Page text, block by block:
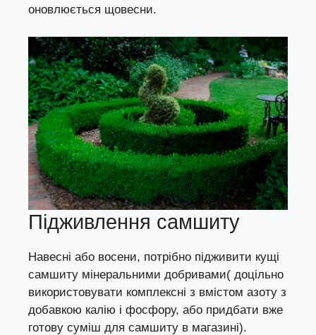
оновлюється щовесни.
Підживлення самшиту
Навесні або восени, потрібно підживити кущі
самшиту мінеральними добривами( доцільно
використовувати комплексні з вмістом азоту з
добавкою калію і фосфору, або придбати вже
готову суміш для самшиту в магазині).